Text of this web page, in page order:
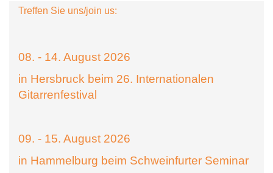
Treffen Sie uns/join us:
08. - 14. August 2026
in Hersbruck beim 26. Internationalen
Gitarrenfestival
09. - 15. August 2026
in Hammelburg beim Schweinfurter Seminar